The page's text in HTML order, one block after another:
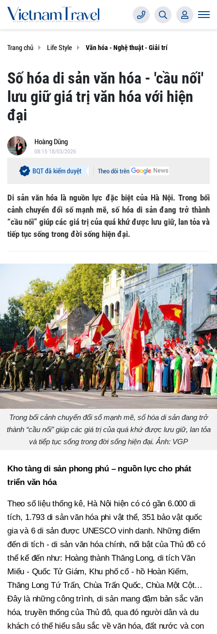
Trang chủ Life Style Văn hóa - Nghệ thuật - Giải trí
Số hóa di sản văn hóa - 'cầu nối'
lưu giữ giá trị văn hóa với hiện
đại
Hoàng Dũng
08:15 18/03/2026
Theo dõi trên
BQT đã kiểm duyệt
Di sản văn hóa là nguồn lực đặc biệt của Hà Nội. Trong bối
cảnh chuyển đổi số mạnh mẽ, số hóa di sản đang trở thành
“cầu nối” giúp các giá trị của quá khứ được lưu giữ, lan tỏa và
tiếp tục sống trong đời sống hiện đại.
Trong bối cảnh chuyển đổi số mạnh mẽ, số hóa di sản đang trở
thành “cầu nối” giúp các giá trị của quá khứ được lưu giữ, lan tỏa
và tiếp tục sống trong đời sống hiện đại. Ảnh: VGP
Kho tàng di sản phong phú – nguồn lực cho phát
triển văn hóa
Theo số liệu thống kê, Hà Nội hiện có có gần 6.000 di
tích, 1.793 di sản văn hóa phi vật thể, 351 bảo vật quốc
gia và 6 di sản được UNESCO vinh danh. Những điểm
đến di tích - di sản văn hóa chính, nổi bật của Thủ đô có
thể kể đến như: Hoàng thành Thăng Long, di tích Văn
Miếu - Quốc Tử Giám, Khu phố cổ - hồ Hoàn Kiếm,
Thăng Long Tứ Trấn, Chùa Trấn Quốc, Chùa Một Cột…
Đây là những công trình, di sản mang đậm bản sắc văn
hóa, truyền thống của Thủ đô, qua đó người dân và du
khách có thể hiểu sâu sắc về văn hóa, đất nước và con